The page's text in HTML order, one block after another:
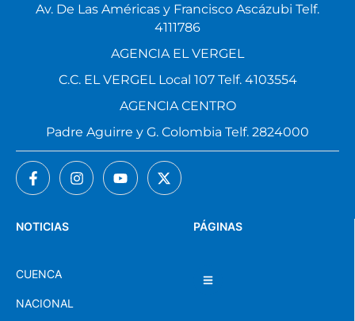
PÁGINAS
NOTICIAS
CUENCA
NACIONAL
Av. De Las Américas y Francisco Ascázubi Telf.
4111786
AGENCIA EL VERGEL
C.C. EL VERGEL Local 107 Telf. 4103554
AGENCIA CENTRO
Padre Aguirre y G. Colombia Telf. 2824000